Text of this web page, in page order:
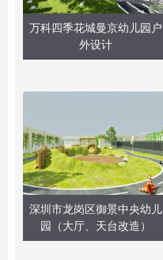
万科四季花城曼京幼儿园户
外设计
深圳市龙岗区御景中央幼儿
园（大厅、天台改造）